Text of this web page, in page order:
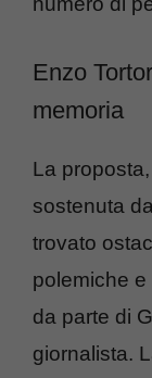
Enzo
memoria
La
sostenuta
trovato
polemiche
da parte di
giornalista.